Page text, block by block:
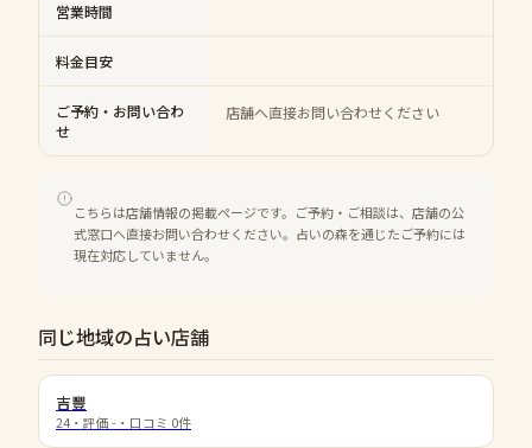
営業時間
料金目安
ご予約・お問い合わ
せ
店舗へ直接お問い合わせください
こちらは店舗情報の掲載ページです。ご予約・ご相談は、店舗の公
式窓口へ直接お問い合わせください。占いの森を通じたご予約には
現在対応していません。
同じ地域の占い店舗
吉豐
24 ・評価 - ・口コミ 0件